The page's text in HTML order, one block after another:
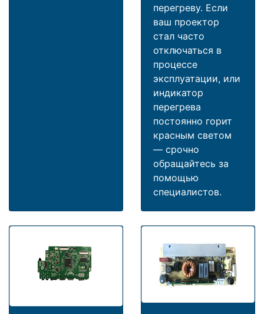
перегреву. Если
ваш проектор
стал часто
отключаться в
процессе
эксплуатации, или
индикатор
перегрева
постоянно горит
красным светом
— срочно
обращайтесь за
помощью
специалистов.